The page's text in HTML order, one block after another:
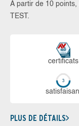
À partir de 10 points,
TEST.
certi­ficats
PLUS DE DÉTAILS